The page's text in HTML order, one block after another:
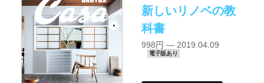
新しいリノベの教
科書
998円 — 2019.04.09
電子版あり